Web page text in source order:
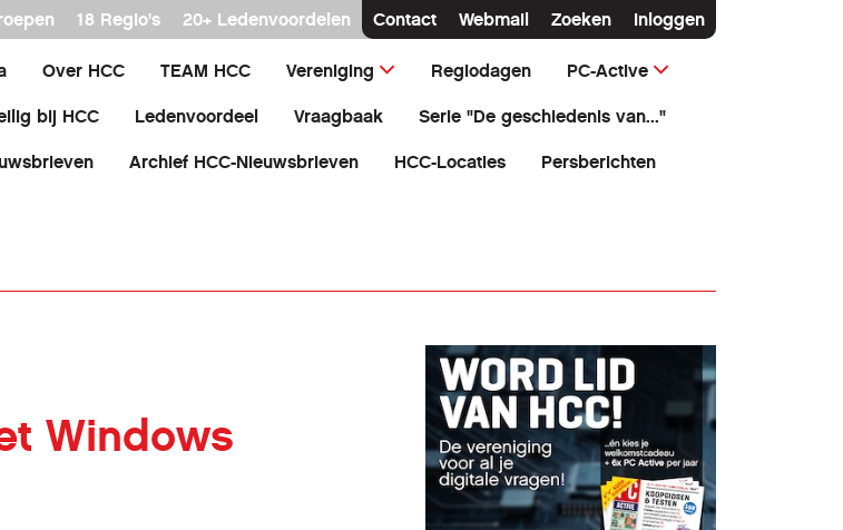
18 Regio's 20+ Ledenvoordelen Contact Webmail Zoeken Inloggen
Over HCC TEAM HCC Vereniging Regiodagen PC-Active
bij HCC Ledenvoordeel Vraagbaak Serie "De geschiedenis van..."
Archief HCC-Nieuwsbrieven HCC-Locaties Persberichten
Windows